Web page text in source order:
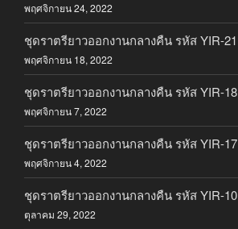
พฤศจิกายน 24, 2022
ชุดราตรียาวออกงานกลางคืน รหัส YIR-21
พฤศจิกายน 18, 2022
ชุดราตรียาวออกงานกลางคืน รหัส YIR-18
พฤศจิกายน 7, 2022
ชุดราตรียาวออกงานกลางคืน รหัส YIR-17
พฤศจิกายน 4, 2022
ชุดราตรียาวออกงานกลางคืน รหัส YIR-10
ตุลาคม 29, 2022